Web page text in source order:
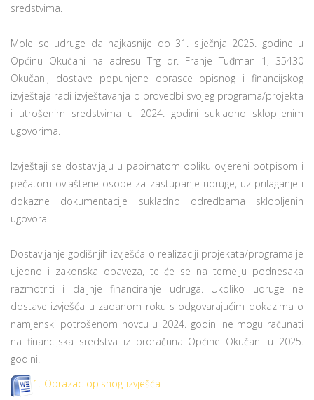
sredstvima.
Mole se udruge da najkasnije do 31. siječnja 2025. godine u
Općinu Okučani na adresu Trg dr. Franje Tuđman 1, 35430
Okučani, dostave popunjene obrasce opisnog i financijskog
izvještaja radi izvještavanja o provedbi svojeg programa/projekta
i utrošenim sredstvima u 2024. godini sukladno sklopljenim
ugovorima.
Izvještaji se dostavljaju u papirnatom obliku ovjereni potpisom i
pečatom ovlaštene osobe za zastupanje udruge, uz prilaganje i
dokazne dokumentacije sukladno odredbama sklopljenih
ugovora.
Dostavljanje godišnjih izvješća o realizaciji projekata/programa je
ujedno i zakonska obaveza, te će se na temelju podnesaka
razmotriti i daljnje financiranje udruga. Ukoliko udruge ne
dostave izvješća u zadanom roku s odgovarajućim dokazima o
namjenski potrošenom novcu u 2024. godini ne mogu računati
na financijska sredstva iz proračuna Općine Okučani u 2025.
godini.
1.-Obrazac-opisnog-izvješća